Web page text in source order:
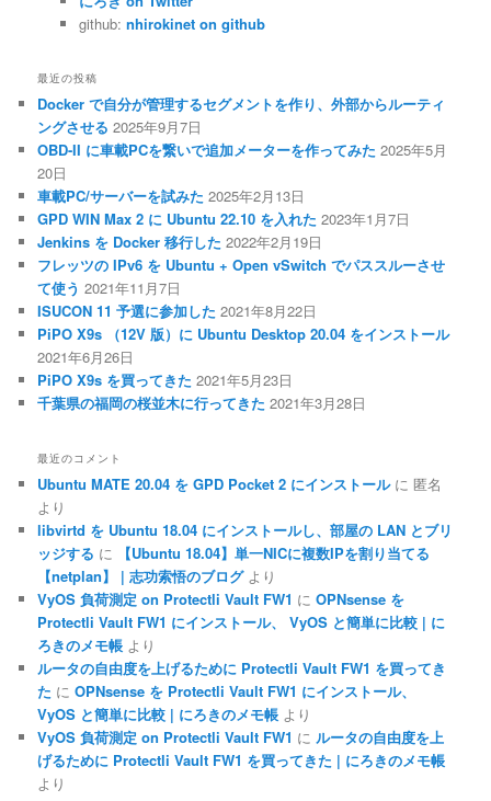
github: nhirokinet on github
最近の投稿
Docker で自分が管理するセグメントを作り、外部からルーティ
ングさせる 2025年9月7日
OBD-II に車載PCを繋いで追加メーターを作ってみた 2025年5月
20日
車載PC/サーバーを試みた 2025年2月13日
GPD WIN Max 2 に Ubuntu 22.10 を入れた 2023年1月7日
Jenkins を Docker 移行した 2022年2月19日
フレッツの IPv6 を Ubuntu + Open vSwitch でパススルーさせ
て使う 2021年11月7日
ISUCON 11 予選に参加した 2021年8月22日
PiPO X9s （12V 版）に Ubuntu Desktop 20.04 をインストール
2021年6月26日
PiPO X9s を買ってきた 2021年5月23日
千葉県の福岡の桜並木に行ってきた 2021年3月28日
最近のコメント
Ubuntu MATE 20.04 を GPD Pocket 2 にインストールに匿名
より
libvirtd を Ubuntu 18.04 にインストールし、部屋の LAN とブリ
ッジする に
【Ubuntu 18.04】単一NICに複数IPを割り当てる
【netplan】 | 志功索悟のブログより
VyOS 負荷測定 on Protectli Vault FW1 にOPNsense を
Protectli Vault FW1 にインストール、 VyOS と簡単に比較 | に
ろきのメモ帳 より
ルータの自由度を上げるために Protectli Vault FW1 を買ってき
た にOPNsense を Protectli Vault FW1 にインストール、
VyOS と簡単に比較 | にろきのメモ帳 より
VyOS 負荷測定 on Protectli Vault FW1 に ルータの自由度を上
げるために Protectli Vault FW1 を買ってきた | にろきのメモ帳
より